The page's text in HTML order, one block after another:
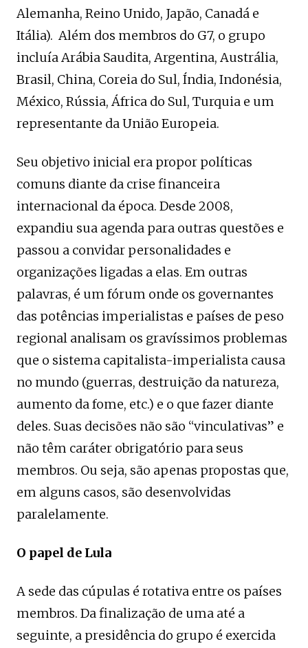
Alemanha, Reino Unido, Japão, Canadá e
Itália). Além dos membros do G7, o grupo
incluía Arábia Saudita, Argentina, Austrália,
Brasil, China, Coreia do Sul, Índia, Indonésia,
México, Rússia, África do Sul, Turquia e um
representante da União Europeia.
Seu objetivo inicial era propor políticas
comuns diante da crise financeira
internacional da época. Desde 2008,
expandiu sua agenda para outras questões e
passou a convidar personalidades e
organizações ligadas a elas. Em outras
palavras, é um fórum onde os governantes
das potências imperialistas e países de peso
regional analisam os gravíssimos problemas
que o sistema capitalista-imperialista causa
no mundo (guerras, destruição da natureza,
aumento da fome, etc.) e o que fazer diante
deles. Suas decisões não são “vinculativas” e
não têm caráter obrigatório para seus
membros. Ou seja, são apenas propostas que,
em alguns casos, são desenvolvidas
paralelamente.
O papel de Lula
A sede das cúpulas é rotativa entre os países
membros. Da finalização de uma até a
seguinte, a presidência do grupo é exercida